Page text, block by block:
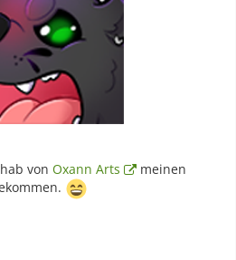
von Oxann Arts
meinen